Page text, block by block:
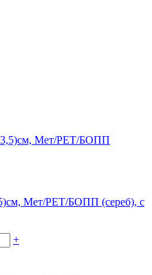
Мет/PET/БОПП (сереб), с
+